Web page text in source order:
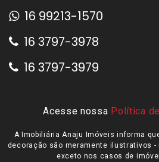
16 99213-1570
16 3797-3978
16 3797-3979
Acesse nossa Política
A Imobiliária Anaju Imóveis informa
decoração são meramente ilustrativos -
exceto nos casos de